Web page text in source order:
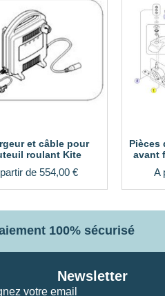
et câble pour
roulant Kite
de 554,00 €
Pièces
avant
A
100% sécurisé
votre email
Newsletter